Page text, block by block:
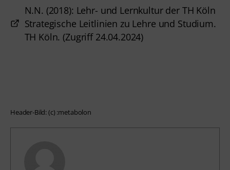
N.N. (2018): Lehr- und Lernkultur der TH Köln
Strategische Leitlinien zu Lehre und Studium.
TH Köln. (Zugriff 24.04.2024)
Header-Bild: (c) :metabolon